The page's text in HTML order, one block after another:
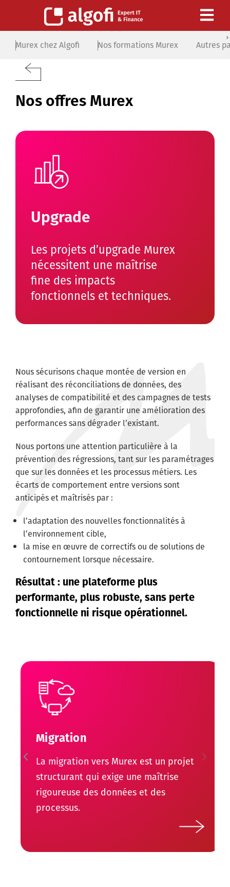
Murex chez Algofi Nos formations Murex Autres
Nos offres Murex
Upgrade
Les projets d’upgrade Murex
nécessitent une maîtrise
fine des impacts
fonctionnels et techniques.
Nous sécurisons chaque montée de version en
réalisant des réconciliations de données, des
analyses de compatibilité et des campagnes de tests
approfondies, afin de garantir une amélioration des
performances sans dégrader l’existant.
Nous portons une attention particulière à la
prévention des régressions, tant sur les paramétrages
que sur les données et les processus métiers. Les
écarts de comportement entre versions sont
anticipés et maîtrisés par :
l’adaptation des nouvelles fonctionnalités à
l’environnement cible,
la mise en œuvre de correctifs ou de solutions de
contournement lorsque nécessaire.
Résultat : une plateforme plus
performante, plus robuste, sans perte
fonctionnelle ni risque opérationnel.
Migration
La migration vers Murex est un projet
structurant qui exige une maîtrise
rigoureuse des données et des
processus.